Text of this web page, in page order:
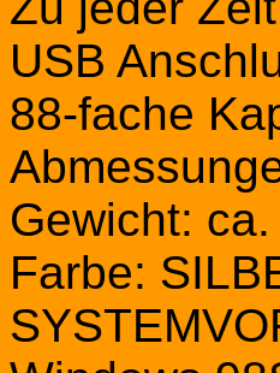
USB
88-fache
Gewicht:
Farbe: